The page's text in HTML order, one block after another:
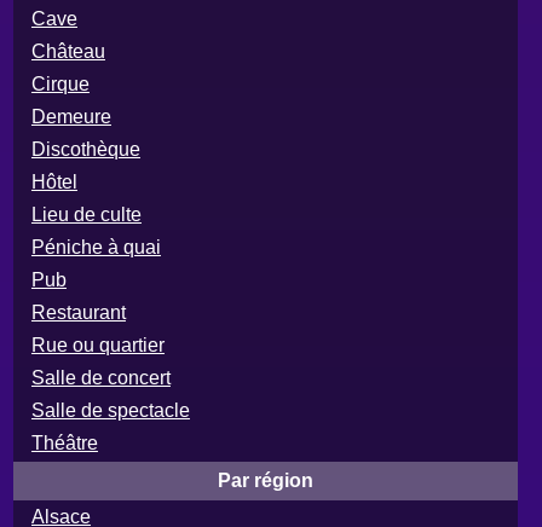
Cave
Château
Cirque
Demeure
Discothèque
Hôtel
Lieu de culte
Péniche à quai
Pub
Restaurant
Rue ou quartier
Salle de concert
Salle de spectacle
Théâtre
Par région
Alsace